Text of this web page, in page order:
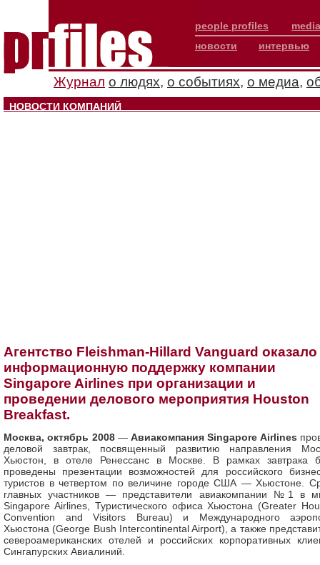
people profiles
новости
интервью
Журнал о людях, о событиях, о медиа,
НОВОСТИ КОМПАНИЙ
Агентство Fleishman-Hillard Vanguard оказало
информационную поддержку компании
Singapore Airlines при организации и
проведении делового мероприятия Houston
Breakfast.
Москва, октябрь 2008—Авиакомпания Singapore Airlines
деловой завтрак, посвященный развитию направления
Хьюстон, в отеле Ренессанс в Москве. В рамках завтрака
проведены презентации возможностей для российского
туристов в четвертом по величине городе США — Хьюстоне.
главных участников — представители авиакомпании №1 в
Singapore Airlines, Туристического офиса Хьюстона (Greater
Convention and Visitors Bureau) и Международного
Хьюстона (George Bush Intercontinental Airport), а также
североамериканских отелей и российских корпоративных
Сингапурских Авиалиний.